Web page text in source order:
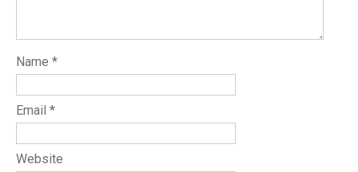
Name *
Email *
Website